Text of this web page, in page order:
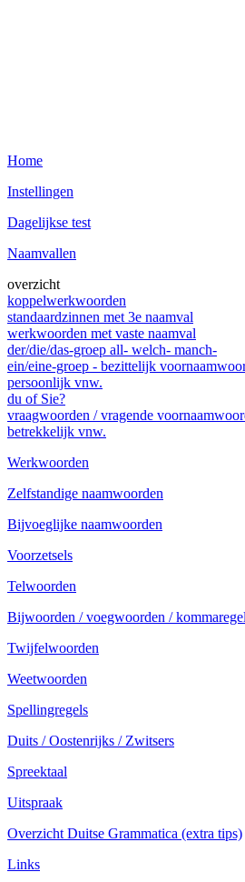
Home
Instellingen
Dagelijkse test
Naamvallen
overzicht
koppelwerkwoorden
standaardzinnen met 3e naamval
werkwoorden met vaste naamval
der/die/das-groep all- welch- manch-
ein/eine-groep - bezittelijk
persoonlijk vnw.
du of Sie?
vraagwoorden / vragende
betrekkelijk vnw.
Werkwoorden
Zelfstandige naamwoorden
Bijvoeglijke naamwoorden
Voorzetsels
Telwoorden
Bijwoorden / voegwoorden /
Twijfelwoorden
Weetwoorden
Spellingregels
Duits / Oostenrijks / Zwitsers
Spreektaal
Uitspraak
Overzicht Duitse Grammatica (extra tips)
Links